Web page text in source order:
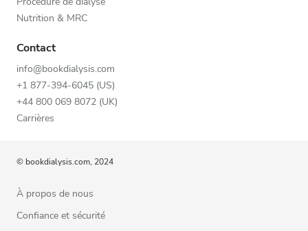
Nutrition & MRC
Contact
info@bookdialysis.com
+1 877-394-6045 (US)
+44 800 069 8072 (UK)
Carrières
© bookdialysis.com, 2024
À propos de nous
Confiance et sécurité